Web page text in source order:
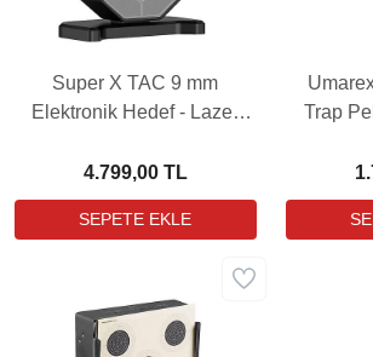
Super X TAC 9 mm
Elektronik Hedef - Lazer
4.799,00 TL
Trap